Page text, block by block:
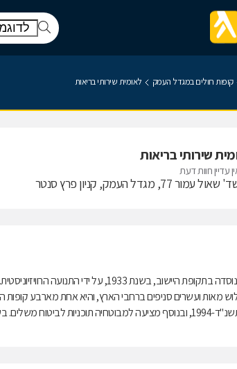
קופות חולים במגדל העמק לאומית שירותי בריאות
שירותי בריאות
עדיין חוות דעת
שאול עמור 77, מגדל העמק, קניון פרץ סנטר
בשנת 1933, על ידי התנועה הרוויזיוניסטית.
מאות ועשרים סניפים ברחבי הארץ, והיא אחת מארבע קופות